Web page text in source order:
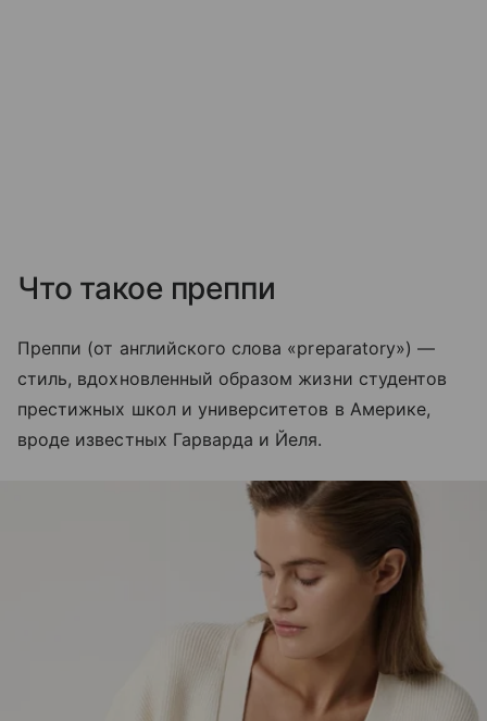
Что такое преппи
Преппи (от английского слова «preparatory») —
стиль, вдохновленный образом жизни студентов
престижных школ и университетов в Америке,
вроде известных Гарварда и Йеля.